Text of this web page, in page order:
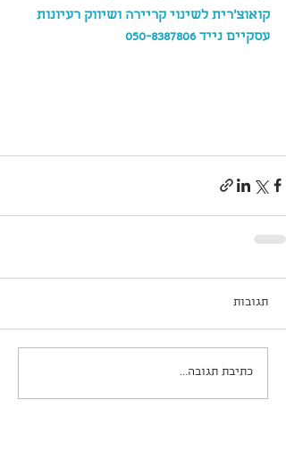
קואוצ'רית לשינוי קריירה ושיווק רעיונות
עסקיים נייד 050-8387806
תגובות
כתיבת תגובה...